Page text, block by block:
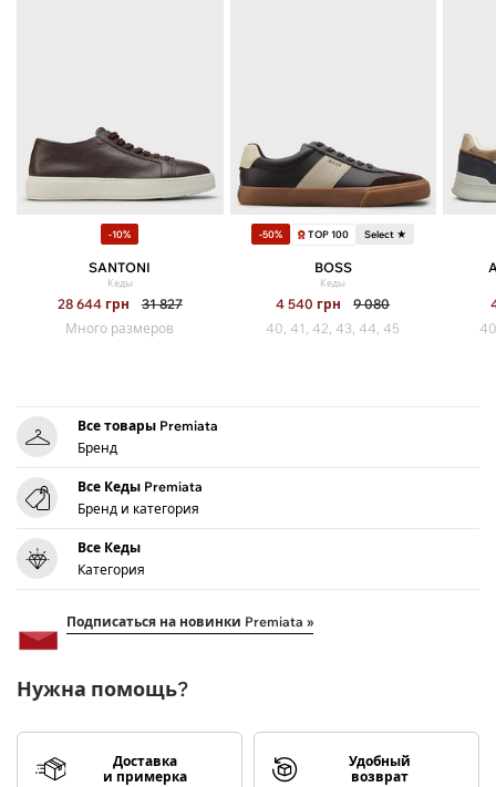
-10%
SANTONI
Кеды
28 644 грн
31 827
Много размеров
-50% TOP 100 Select ★
BOSS
Кеды
4 540 грн
9 080
40, 41, 42, 43, 44, 45
Все товары Premiata
Бренд
Все Кеды Premiata
Бренд и категория
Все Кеды
Категория
Подписаться на новинки Premiata »
Нужна помощь?
Доставка
и примерка
Удобный
возврат